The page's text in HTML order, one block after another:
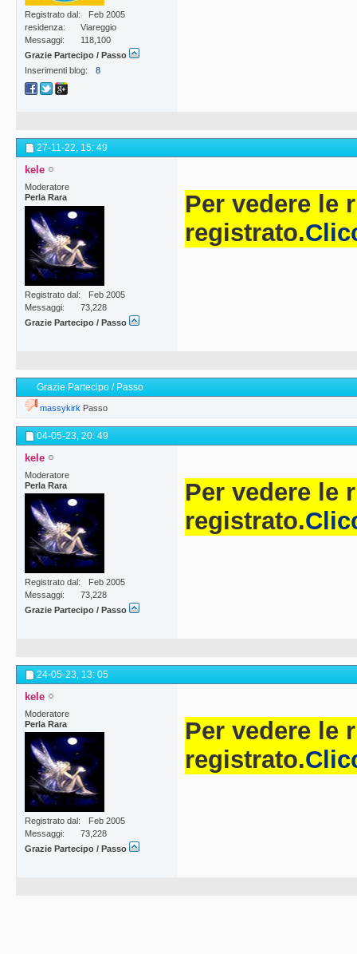
Registrato dal
Feb 2005
residenza
Viareggio
Messaggi
118,100
Grazie Partecipo / Passo
Inserimenti blog
8
27-11-22, 15: 49
kele
Moderatore
Perla Rara
Registrato dal
Feb 2005
Messaggi
73,228
Grazie Partecipo / Passo
Per vedere le
registrato.
Grazie Partecipo / Passo
massykirk Passo
04-05-23, 20: 49
kele
Moderatore
Perla Rara
Registrato dal
Feb 2005
Messaggi
73,228
Grazie Partecipo / Passo
Per vedere le
registrato.
24-05-23, 13: 05
kele
Moderatore
Perla Rara
Registrato dal
Feb 2005
Messaggi
73,228
Grazie Partecipo / Passo
Per vedere le
registrato.